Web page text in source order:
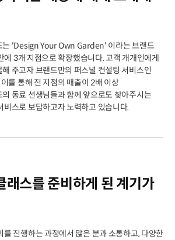
는 'Design Your Own Garden' 이라는 브랜드
에 3개 지점으로 확장했습니다. 고객 개개인에게
주고자 브랜드만의 퍼스널 컨설팅 서비스인
를 통해 전 지점의 매출이 2배 이상
동료 선생님들과 함께 앞으로도 찾아주시는
비스로 보답하고자 노력하고 있습니다.
래스를 준비하게 된 계기가
를 진행하는 과정에서 많은 분과 소통하고, 다양한